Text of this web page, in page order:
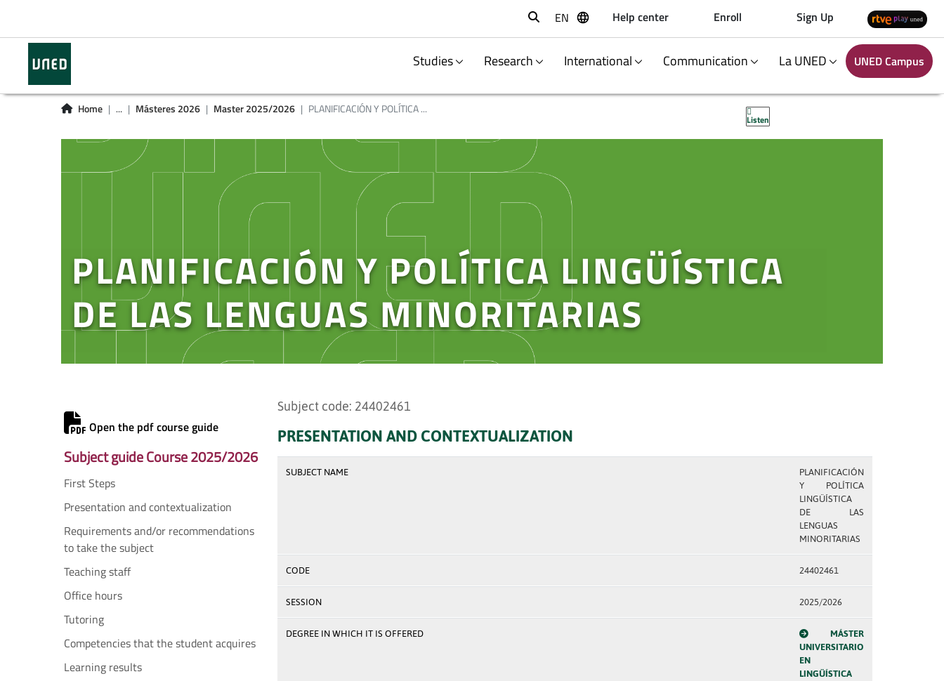
Buscar
EN Help center Enroll Sign Up
Studies Research International Communication La UNED UNED Campus
Home ... Másteres 2026 Master 2025/2026 PLANIFICACIÓN Y POLÍTICA ...
Listen
PLANIFICACIÓN Y POLÍTICA LINGÜÍSTICA
DE LAS LENGUAS MINORITARIAS
Open the pdf course guide
Subject guide Course 2025/2026
First Steps
Presentation and contextualization
Requirements and/or recommendations
to take the subject
Teaching staff
Office hours
Tutoring
Competencies that the student acquires
Learning results
Subject code: 24402461
PRESENTATION AND CONTEXTUALIZATION
SUBJECT NAME
PLANIFICACIÓN
Y POLÍTICA
LINGÜÍSTICA
DE LAS
LENGUAS
MINORITARIAS
CODE 24402461
SESSION 2025/2026
DEGREE IN WHICH IT IS OFFERED
MÁSTER
UNIVERSITARIO
EN
LINGÜÍSTICA